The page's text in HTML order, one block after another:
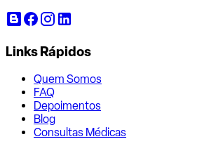
Links Rápidos
Quem Somos
FAQ
Depoimentos
Blog
Consultas Médicas